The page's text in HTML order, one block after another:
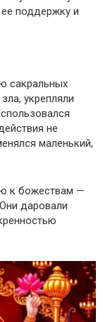
поддержку и
сакральных
укрепляли
не
маленький,
к божествам —
даровали